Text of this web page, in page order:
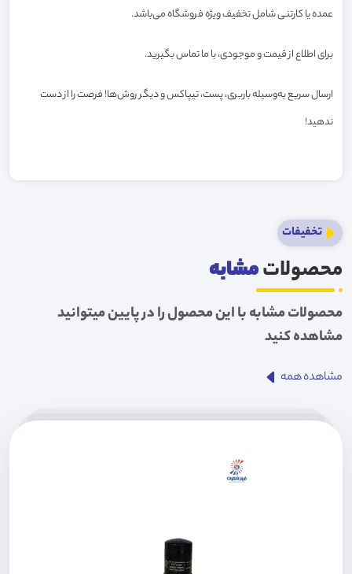
عمده یا کارتنی شامل تخفیف ویژه فروشگاه می‌باشد.
برای اطلاع از قیمت و موجودی، با ما تماس بگیرید.
ارسال سریع به‌وسیله باربری، پست، تیپاکس و دیگر روش‌ها! فرصت را از دست
ندهید!
تخفیفات
محصولاتمشابه
محصولات مشابه با این محصول را در پایین میتوانید
مشاهده کنید
مشاهده همه